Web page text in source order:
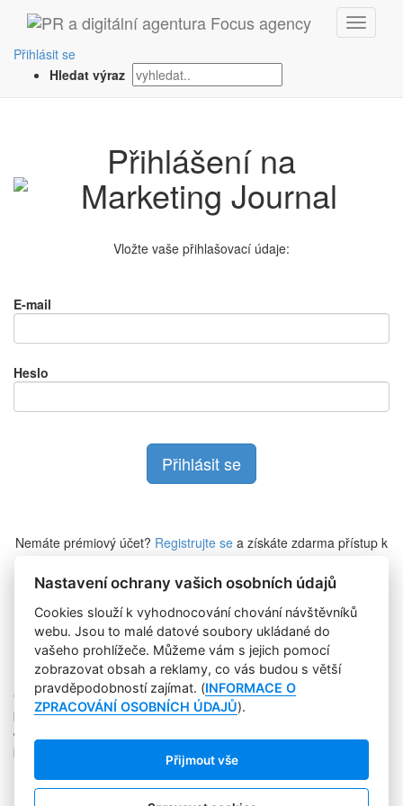
Přihlásit se
Hledat výraz
Přihlášení na
Vložte vaše přihlašovací údaje:
E-mail
Heslo
Nemáte prémiový účet? Registrujte se a získáte zdarma přístup k
Zapomněli jste heslo?
Copyright © 2004-2020 Focus Agency, s.r.o. Plné znění licenčních
podmínek. ISSN 1803-957X
Jakékoliv publikování, přebírání nebo šíření obsahu je bez
písemného souhlasu Focus Agency, s.r.o. zakázáno.
RSS 1
Štítky
Nastavení ochrany vašich osobních údajů
Cookies slouží k vyhodnocování chování návštěvníků
webu. Jsou to malé datové soubory ukládané do
vašeho prohlížeče. Můžeme vám s jejich pomocí
zobrazovat obsah a reklamy, co vás budou s větší
pravděpodobností zajímat. (INFORMACE O
ZPRACOVÁNÍ OSOBNÍCH ÚDAJŮ).
Přijmout vše